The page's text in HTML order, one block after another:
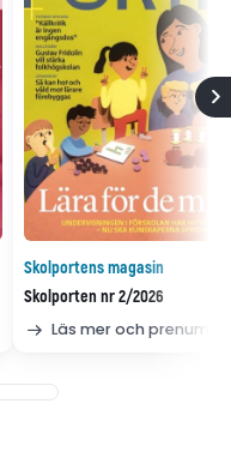
Skolportens magasin
Skolporten nr 2/2026
Läs mer och